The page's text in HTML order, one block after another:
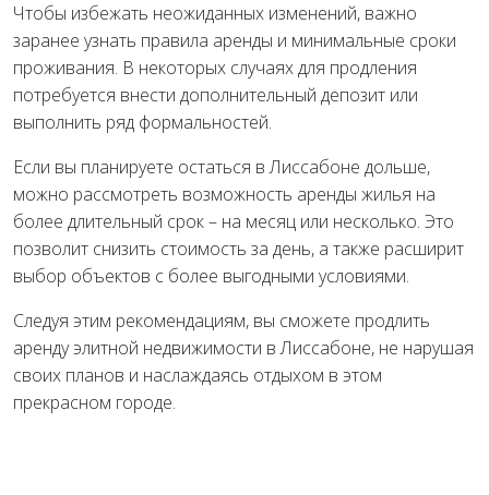
Чтобы избежать неожиданных изменений, важно
заранее узнать правила аренды и минимальные сроки
проживания. В некоторых случаях для продления
потребуется внести дополнительный депозит или
выполнить ряд формальностей.
Если вы планируете остаться в Лиссабоне дольше,
можно рассмотреть возможность аренды жилья на
более длительный срок – на месяц или несколько. Это
позволит снизить стоимость за день, а также расширит
выбор объектов с более выгодными условиями.
Следуя этим рекомендациям, вы сможете продлить
аренду элитной недвижимости в Лиссабоне, не нарушая
своих планов и наслаждаясь отдыхом в этом
прекрасном городе.